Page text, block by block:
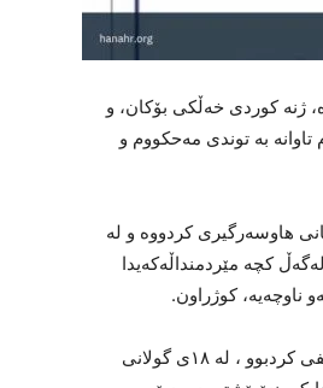
ژنە کوردی خەڵکی بۆکان، و
تاوانە بە توندی مەحکووم و
هاوسەرگیری کردووە و لە
کچە مێردمنداڵەکەیدا
ناوچەیە، کوژراون.
بەپێی زانیارییەکان، ئەم بەرپرسەی تاڵەبان پێشتر داوای هاوسەرگیری لە سارا یوسفی کردبوو ، لە ١٨ی گولانی